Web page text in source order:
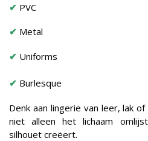
✔ PVC
✔ Metal
✔ Uniforms
✔ Burlesque
Denk aan lingerie van leer, lak
niet alleen het lichaam
silhouet creëert.